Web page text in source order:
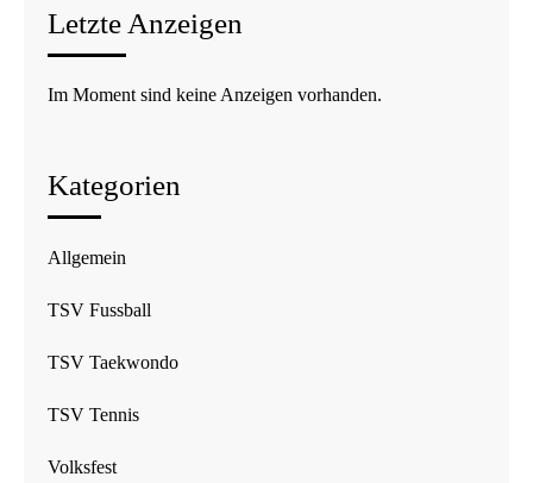
Letzte Anzeigen
Im Moment sind keine Anzeigen vorhanden.
Kategorien
Allgemein
TSV Fussball
TSV Taekwondo
TSV Tennis
Volksfest